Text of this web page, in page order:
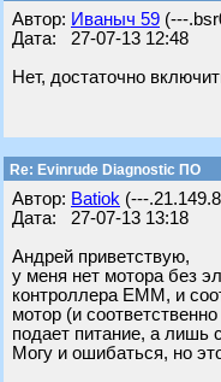
Автор: Ивaныч 59 (---
Дата: 27-07-13 12:48
Нет, достаточно
Re: Evinrude Diagnostic ПО
Автор: Batiok (---
Дата: 27-07-13 13:18
Андрей приветствую,
у меня нет мотора без
контроллера ЕММ, и
мотор (и
подает питание, а лишь
Могу и ошибаться, но